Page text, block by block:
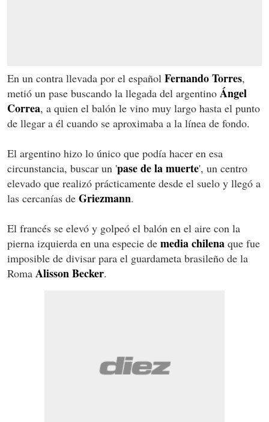
En un contra llevada por el español Fernando Torres,
metió un pase buscando la llegada del argentino Ángel
Correa, a quien el balón le vino muy largo hasta el punto
de llegar a él cuando se aproximaba a la línea de fondo.
El argentino hizo lo único que podía hacer en esa
circunstancia, buscar un 'pase de la muerte', un centro
elevado que realizó prácticamente desde el suelo y llegó a
las cercanías de Griezmann.
El francés se elevó y golpeó el balón en el aire con la
pierna izquierda en una especie de media chilena que fue
imposible de divisar para el guardameta brasileño de la
Roma Alisson Becker.